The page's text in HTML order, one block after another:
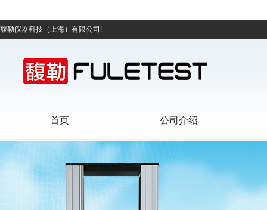
馥勒仪器科技（上海）有限公司!
首页 公司介绍